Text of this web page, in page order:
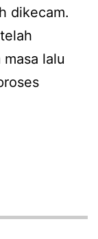
dikecam.
lalu